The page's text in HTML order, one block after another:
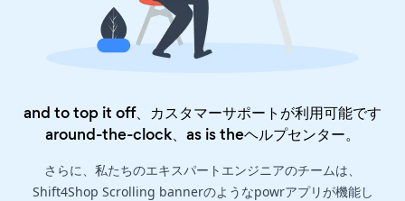
and to top it off、カスタマーサポートが利用可能です
around-the-clock、as is theヘルプセンター。
さらに、私たちのエキスパートエンジニアのチームは、
Shift4Shop Scrolling bannerのようなpowrアプリが機能し